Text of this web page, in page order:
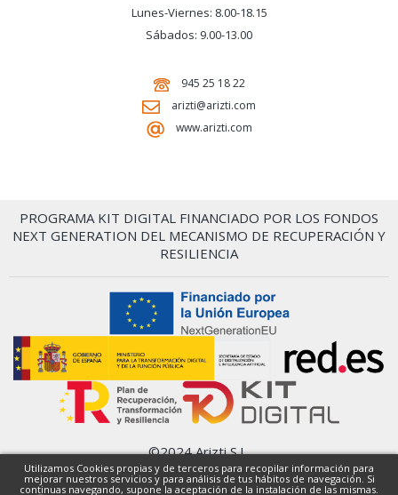
Utilizamos Cookies propias y de terceros para recopilar información para
mejorar nuestros servicios y para análisis de tus hábitos de navegación. Si
continuas navegando, supone la aceptación de la instalación de las mismas.
Lunes-Viernes: 8.00-18.15
Sábados: 9.00-13.00
945 25 18 22
arizti@arizti.com
www.arizti.com
PROGRAMA KIT DIGITAL FINANCIADO POR LOS FONDOS
NEXT GENERATION DEL MECANISMO DE RECUPERACIÓN Y
RESILIENCIA
©2024 Arizti S.L.
Condiciones Generales
Política de privacidad